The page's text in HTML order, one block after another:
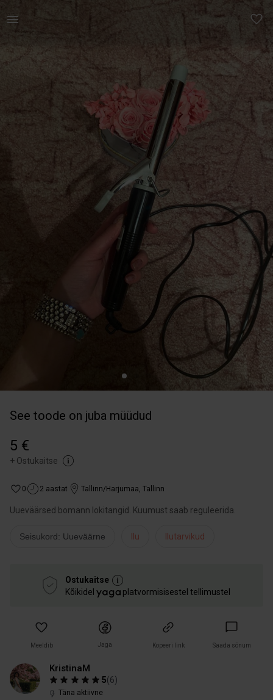
See toode on juba müüdud
5 €
+ Ostukaitse
0 2 aastat Tallinn/Harjumaa, Tallinn
Uueväärsed bomann lokitangid. Kuumust saab reguleerida.
Seisukord: Uueväärne Ilu Ilutarvikud
Ostukaitse
Kõikidel
platvormisisestel tellimustel
Meeldib Jaga Kopeeri link Saada sõnum
KristinaM
5(6)
Täna aktiivne